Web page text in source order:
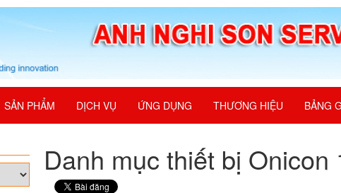
SẢN PHẨM DỊCH VỤ ỨNG DỤNG THƯƠNG HIỆU BẢNG
Danh mục thiết bị Onicon